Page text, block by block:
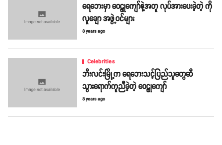
ရေဘေးမှာ ဝေဠုကျော်နဲ့အတူ လုပ်အားပေးခဲ့တဲ့ ကို
လူချော အဖွဲ့ဝင်များ
8 years ago
Celebrities
ဘီးလင်းမြို့က ရေဘေးသင့်ပြည်သူတွေဆီ
သွားရောက်ကူညီခဲ့တဲ့ ဝေဠုကျော်
8 years ago